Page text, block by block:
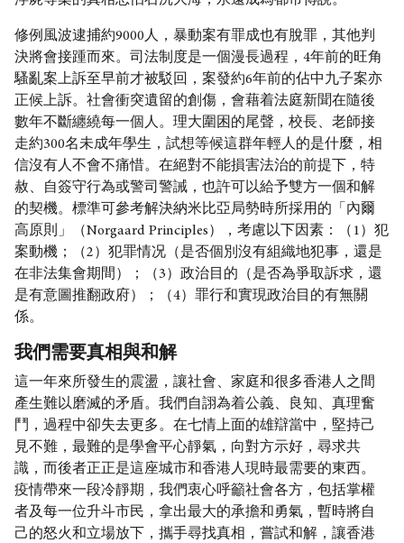
修例風波逮捕約9000人，暴動案有罪成也有脫罪，其他判
決將會接踵而來。司法制度是一個漫長過程，4年前的旺角
騷亂案上訴至早前才被駁回，案發約6年前的佔中九子案亦
正候上訴。社會衝突遺留的創傷，會藉着法庭新聞在隨後
數年不斷纏繞每一個人。理大圍困的尾聲，校長、老師接
走約300名未成年學生，試想等候這群年輕人的是什麼，相
信沒有人不會不痛惜。在絕對不能損害法治的前提下，特
赦、自簽守行為或警司警誡，也許可以給予雙方一個和解
的契機。標準可參考解決納米比亞局勢時所採用的「內爾
高原則」（Norgaard Principles），考慮以下因素：（1）犯
案動機；（2）犯罪情况（是否個別沒有組織地犯事，還是
在非法集會期間）；（3）政治目的（是否為爭取訴求，還
是有意圖推翻政府）；（4）罪行和實現政治目的有無關
係。
我們需要真相與和解
這一年來所發生的震盪，讓社會、家庭和很多香港人之間
產生難以磨滅的矛盾。我們自詡為着公義、良知、真理奮
鬥，過程中卻失去更多。在七情上面的雄辯當中，堅持己
見不難，最難的是學會平心靜氣，向對方示好，尋求共
識，而後者正正是這座城市和香港人現時最需要的東西。
疫情帶來一段冷靜期，我們衷心呼籲社會各方，包括掌權
者及每一位升斗市民，拿出最大的承擔和勇氣，暫時將自
己的怒火和立場放下，攜手尋找真相，嘗試和解，讓香港